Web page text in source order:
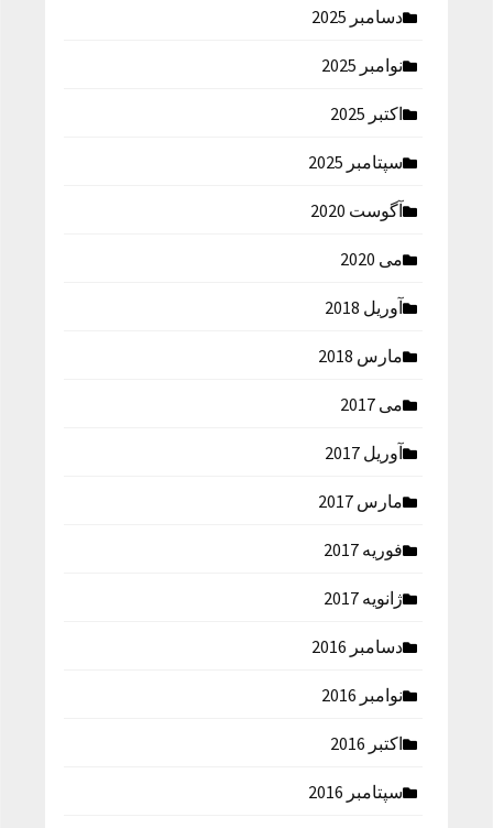
دسامبر 2025
نوامبر 2025
اکتبر 2025
سپتامبر 2025
آگوست 2020
می 2020
آوریل 2018
مارس 2018
می 2017
آوریل 2017
مارس 2017
فوریه 2017
ژانویه 2017
دسامبر 2016
نوامبر 2016
اکتبر 2016
سپتامبر 2016